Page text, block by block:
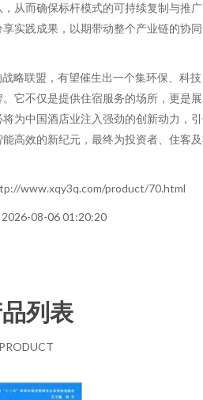
从而确保标杆模式的可持续复制与推
实践成果，以期带动整个产业链的协
略联盟，有望催生出一个集环保、科
它不仅是提供住宿服务的场所，更是
为中国酒店业注入强劲的创新动力，
高效的新纪元，最终为投资者、住客
www.xqy3q.com/product/70.html
08-06 01:20:20
列表
PRODUCT